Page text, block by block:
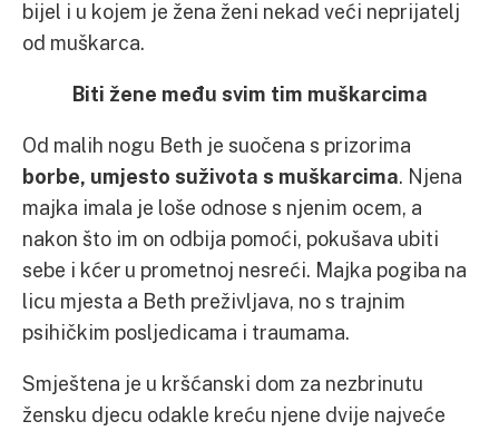
bijel i u kojem je žena ženi nekad veći neprijatelj
od muškarca.
Biti žene među svim tim muškarcima
Od malih nogu Beth je suočena s prizorima
borbe, umjesto suživota s muškarcima. Njena
majka imala je loše odnose s njenim ocem, a
nakon što im on odbija pomoći, pokušava ubiti
sebe i kćer u prometnoj nesreći. Majka pogiba na
licu mjesta a Beth preživljava, no s trajnim
psihičkim posljedicama i traumama.
Smještena je u kršćanski dom za nezbrinutu
žensku djecu odakle kreću njene dvije najveće